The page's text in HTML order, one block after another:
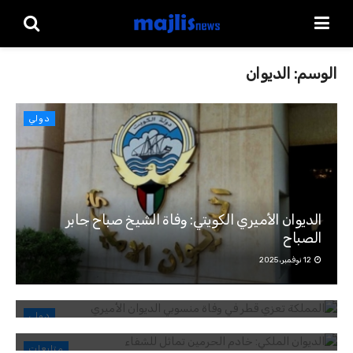
الوسم: الديوان
دولي
الديوان الأميري الكويتي: وفاة الشيخ صباح جابر
الصباح
دولي
المملكة تعزي قطر في وفاة منسوبي الديوان الأميري
متابعات
الديوان الملكي: خادم الحرمين تماثل للشفاء
الديوان الملكي: وفاة الأميرة موضي بنت سعود الكبير